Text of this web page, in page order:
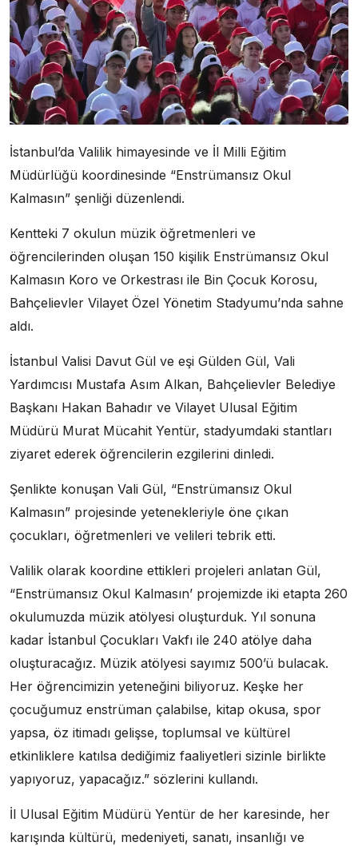
İstanbul’da Valilik himayesinde ve İl Milli Eğitim
Müdürlüğü koordinesinde “Enstrümansız Okul
Kalmasın” şenliği düzenlendi.
Kentteki 7 okulun müzik öğretmenleri ve
öğrencilerinden oluşan 150 kişilik Enstrümansız Okul
Kalmasın Koro ve Orkestrası ile Bin Çocuk Korosu,
Bahçelievler Vilayet Özel Yönetim Stadyumu’nda sahne
aldı.
İstanbul Valisi Davut Gül ve eşi Gülden Gül, Vali
Yardımcısı Mustafa Asım Alkan, Bahçelievler Belediye
Başkanı Hakan Bahadır ve Vilayet Ulusal Eğitim
Müdürü Murat Mücahit Yentür, stadyumdaki stantları
ziyaret ederek öğrencilerin ezgilerini dinledi.
Şenlikte konuşan Vali Gül, “Enstrümansız Okul
Kalmasın” projesinde yetenekleriyle öne çıkan
çocukları, öğretmenleri ve velileri tebrik etti.
Valilik olarak koordine ettikleri projeleri anlatan Gül,
“Enstrümansız Okul Kalmasın’ projemizde iki etapta 260
okulumuzda müzik atölyesi oluşturduk. Yıl sonuna
kadar İstanbul Çocukları Vakfı ile 240 atölye daha
oluşturacağız. Müzik atölyesi sayımız 500’ü bulacak.
Her öğrencimizin yeteneğini biliyoruz. Keşke her
çocuğumuz enstrüman çalabilse, kitap okusa, spor
yapsa, öz itimadı gelişse, toplumsal ve kültürel
etkinliklere katılsa dediğimiz faaliyetleri sizinle birlikte
yapıyoruz, yapacağız.” sözlerini kullandı.
İl Ulusal Eğitim Müdürü Yentür de her karesinde, her
karışında kültürü, medeniyeti, sanatı, insanlığı ve